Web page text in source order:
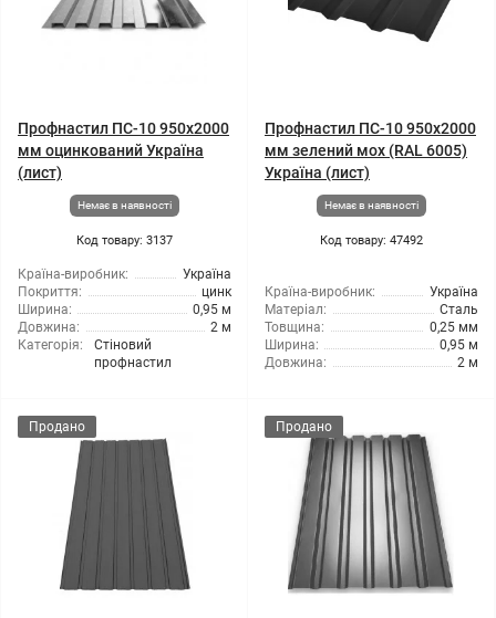
Профнастил ПС-10 950x2000
мм оцинкований Україна
(лист)
Немає в наявності
Код товару: 3137
Країна-виробник:
Україна
Покриття:
цинк
Ширина:
0,95 м
Довжина:
2 м
Категорія:
Стіновий
профнастил
Профнастил ПС-10 950x2000
мм зелений мох (RAL 6005)
Україна (лист)
Немає в наявності
Код товару: 47492
Країна-виробник:
Україна
Матеріал:
Сталь
Товщина:
0,25 мм
Ширина:
0,95 м
Довжина:
2 м
Продано Продано